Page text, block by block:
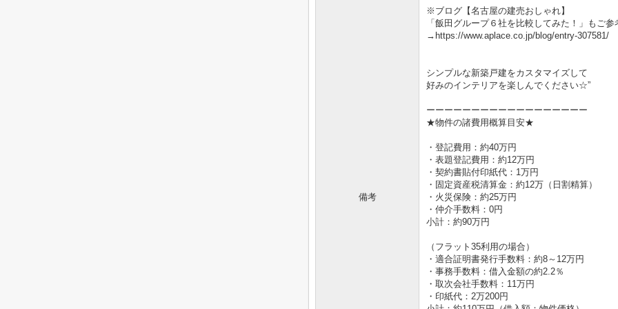
備考
※ブログ【名古屋の建売おしゃれ】
「飯田グループ６社を比較してみた！」もご参
→https://www.aplace.co.jp/blog/entry-307581/
シンプルな新築戸建をカスタマイズして
好みのインテリアを楽しんでください☆”
ーーーーーーーーーーーーーーーーーー
★物件の諸費用概算目安★
・登記費用：約40万円
・表題登記費用：約12万円
・契約書貼付印紙代：1万円
・固定資産税清算金：約12万（日割精算）
・火災保険：約25万円
・仲介手数料：0円
小計：約90万円
（フラット35利用の場合）
・適合証明書発行手数料：約8～12万円
・事務手数料：借入金額の約2.2％
・取次会社手数料：11万円
・印紙代：2万200円